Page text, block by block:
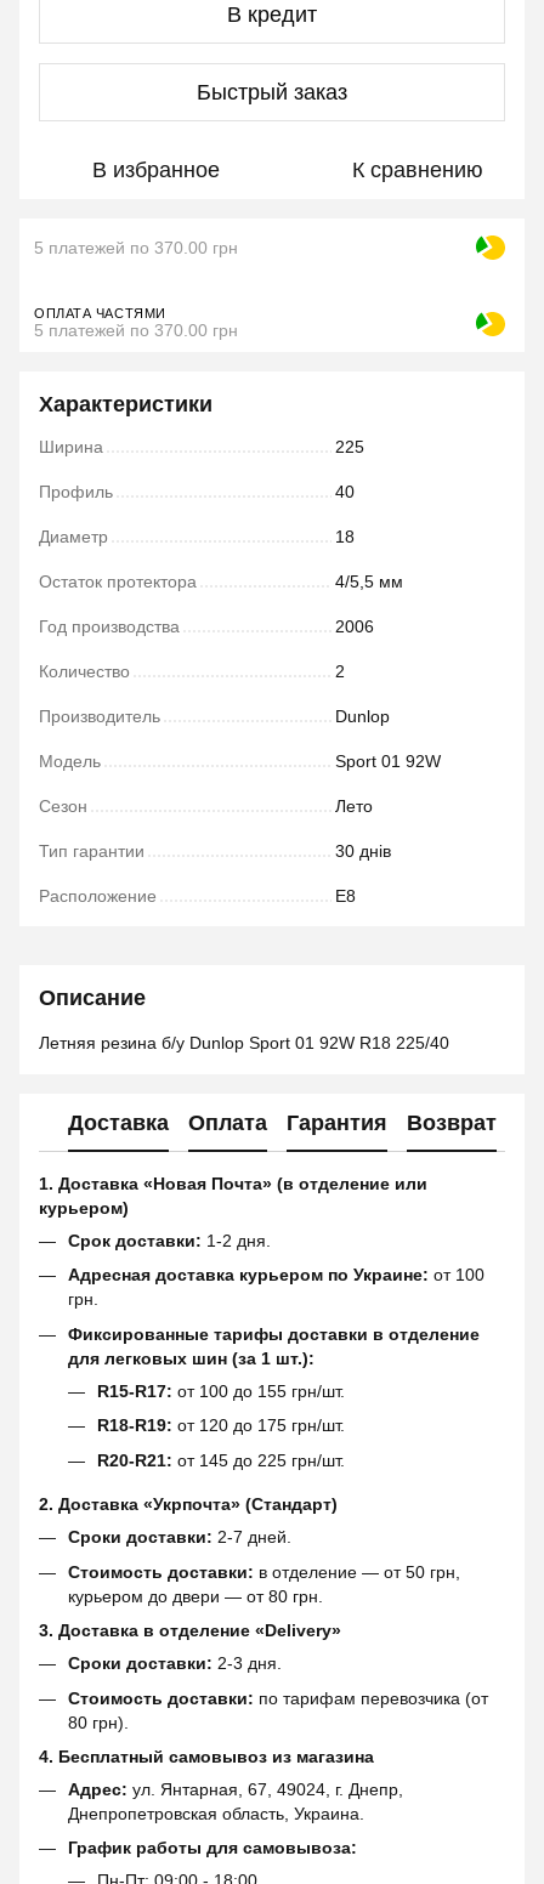
В кредит
Быстрый заказ
В избранное К сравнению
5 платежей по 370.00 грн
ОПЛАТА ЧАСТЯМИ
5 платежей по 370.00 грн
Характеристики
Ширина 225
Профиль 40
Диаметр 18
Остаток протектора 4/5,5 мм
Год производства 2006
Количество 2
Производитель Dunlop
Модель Sport 01 92W
Сезон Лето
Тип гарантии 30 днів
Расположение E8
Описание
Летняя резина б/у Dunlop Sport 01 92W R18 225/40
Доставка Оплата Гарантия Возврат
1. Доставка «Новая Почта» (в отделение или
курьером)
Срок доставки: 1-2 дня.
Адресная доставка курьером по Украине: от 100
грн.
Фиксированные тарифы доставки в отделение
для легковых шин (за 1 шт.):
R15-R17: от 100 до 155 грн/шт.
R18-R19: от 120 до 175 грн/шт.
R20-R21: от 145 до 225 грн/шт.
2. Доставка «Укрпочта» (Стандарт)
Сроки доставки: 2-7 дней.
Стоимость доставки: в отделение — от 50 грн,
курьером до двери — от 80 грн.
3. Доставка в отделение «Delivery»
Сроки доставки: 2-3 дня.
Стоимость доставки: по тарифам перевозчика (от
80 грн).
4. Бесплатный самовывоз из магазина
Адрес: ул. Янтарная, 67, 49024, г. Днепр,
Днепропетровская область, Украина.
График работы для самовывоза: